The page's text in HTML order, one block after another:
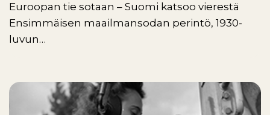
Euroopan tie sotaan – Suomi katsoo vierestä
Ensimmäisen maailmansodan perintö, 1930-
luvun…